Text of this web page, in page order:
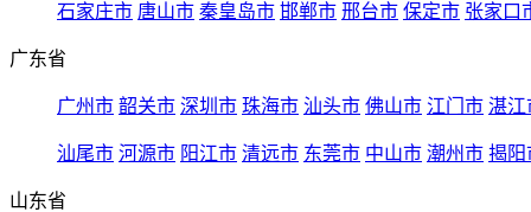
石家庄市 唐山市 秦皇岛市 邯郸市 邢台市 保定市 张家口
广东省
广州市 韶关市 深圳市 珠海市 汕头市 佛山市 江门市 湛江
汕尾市 河源市 阳江市 清远市 东莞市 中山市 潮州市 揭阳
山东省